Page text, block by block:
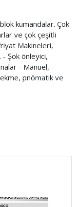
kumandalar. Çok
ve çok çeşitli
Makineleri,
- Şok önleyici,
- Manuel,
pnömatik ve